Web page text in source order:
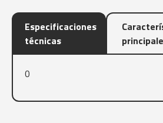
Especificaciones
técnicas
0